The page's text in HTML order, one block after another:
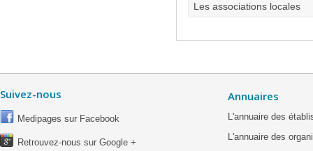
Les associations locales
Suivez-nous
Medipages sur Facebook
Retrouvez-nous sur Google +
Annuaires
L'annuaire des
L'annuaire des